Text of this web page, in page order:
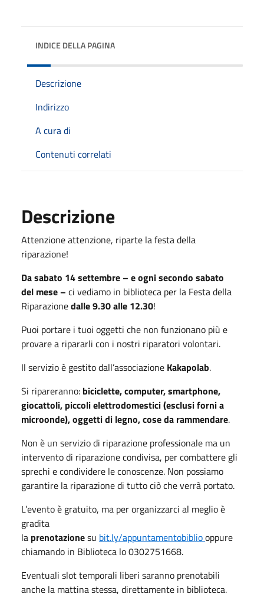
INDICE DELLA PAGINA
Descrizione
Indirizzo
A cura di
Contenuti correlati
Descrizione
Attenzione attenzione, riparte la festa della
riparazione!
Da sabato 14 settembre – e ogni secondo sabato
del mese – ci vediamo in biblioteca per la Festa della
Riparazionedalle 9.30 alle 12.30!
Puoi portare i tuoi oggetti che non funzionano più e
provare a ripararli con i nostri riparatori volontari.
Il servizio è gestito dall’associazione Kakapolab.
Si ripareranno: biciclette, computer, smartphone,
giocattoli, piccoli elettrodomestici (esclusi forni a
microonde), oggetti di legno, cose da rammendare.
Non è un servizio di riparazione professionale ma un
intervento di riparazione condivisa, per combattere gli
sprechi e condividere le conoscenze. Non possiamo
garantire la riparazione di tutto ciò che verrà portato.
L’evento è gratuito, ma per organizzarci al meglio è
gradita
la prenotazionesu bit.ly/appuntamentobibliooppure
chiamando in Biblioteca lo 0302751668.
Eventuali slot temporali liberi saranno prenotabili
anche la mattina stessa, direttamente in biblioteca.